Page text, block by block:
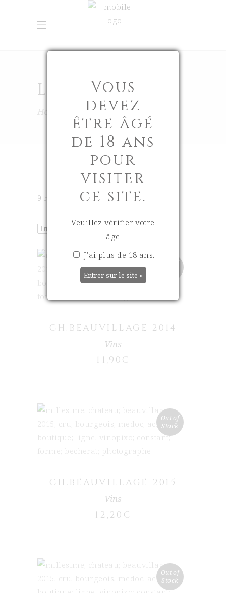
LA BOUTIQUE
Home La Boutique
9 résultats affichés
LIRE LA SUITE
CH.BEAUVILLAGE 2014
Vins
11,90€
Out of
Stock
LIRE LA SUITE
CH.BEAUVILLAGE 2015
Vins
12,20 €
Out of
Stock
LIRE LA SUITE
Vous
devez
être âgé
de 18 ans
pour
visiter
ce site.
Veuillez vérifier votre
âge
J’ai plus de 18 ans.